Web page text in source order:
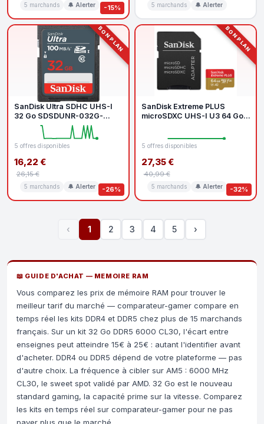
-15%
5 marchands 🔔 Alerter 5 marchands 🔔 Alerter
BON PLAN
-26%
SanDisk Ultra SDHC UHS-I
32 Go SDSDUNR-032G-
5 offres disponibles
16,22 €
26,15 €
5 marchands 🔔 Alerter
BON PLAN
-32%
SanDisk Extreme PLUS
microSDXC UHS-I U3 64 Go
5 offres disponibles
27,35 €
40,99 €
5 marchands 🔔 Alerter
‹ 1 2 3 4 5 ›
📖 GUIDE D'ACHAT — MEMOIRE RAM
Vous comparez les prix de mémoire RAM pour trouver le
meilleur tarif du marché — comparateur-gamer compare en
temps réel les kits DDR4 et DDR5 chez plus de 15 marchands
français. Sur un kit 32 Go DDR5 6000 CL30, l'écart entre
enseignes peut atteindre 15€ à 25€ : autant l'identifier avant
d'acheter. DDR4 ou DDR5 dépend de votre plateforme — pas
d'autre choix. La fréquence à cibler sur AM5 : 6000 MHz
CL30, le sweet spot validé par AMD. 32 Go est le nouveau
standard gaming, la capacité prime sur la vitesse. Comparez
les kits en temps réel sur comparateur-gamer pour ne pas